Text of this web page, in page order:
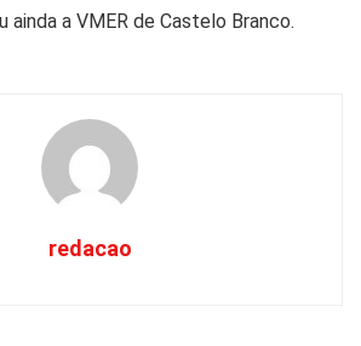
ainda a VMER de Castelo Branco.
redacao